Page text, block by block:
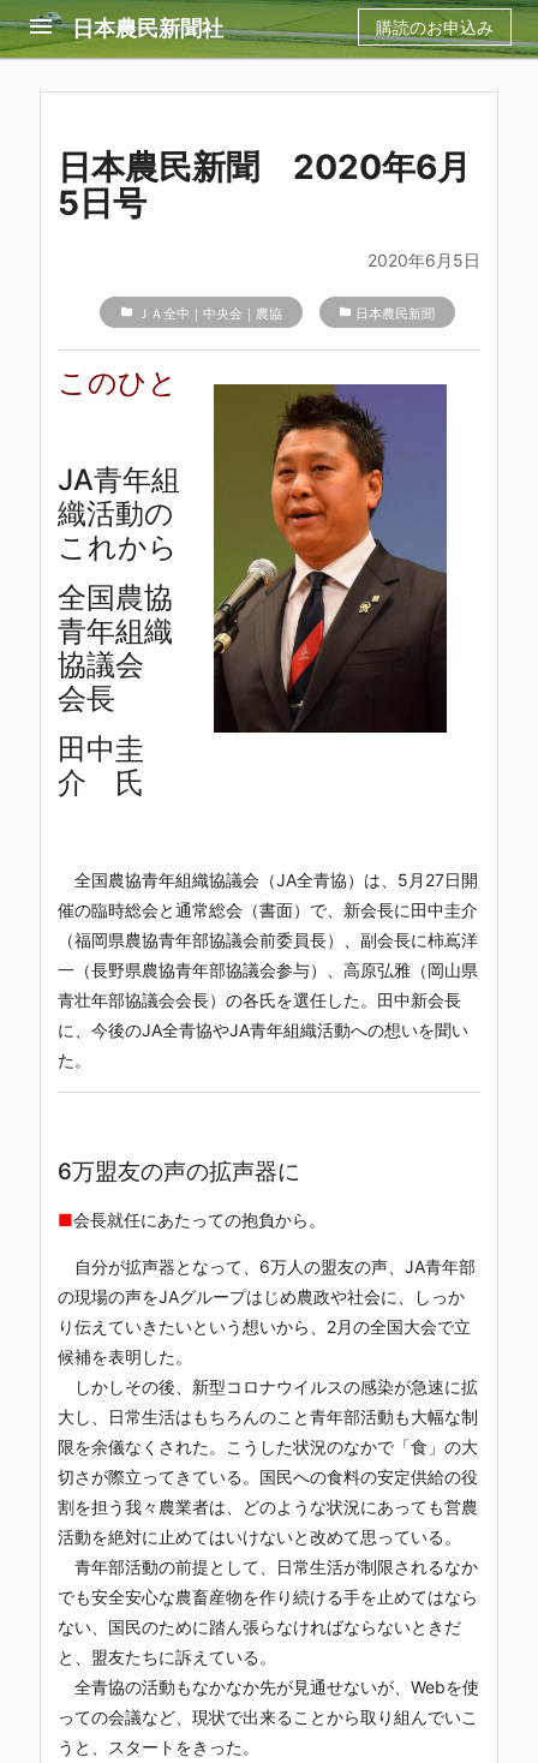
menu 日本農民新聞社 購読のお申込み
日本農民新聞 2020年6月
5日号
2020年6月5日
folder ＪＡ全中｜中央会｜農協 folder 日本農民新聞
このひと
JA青年組
織活動の
これから
全国農協
青年組織
協議会
会長
田中圭
介 氏
全国農協青年組織協議会（JA全青協）は、5月27日開
催の臨時総会と通常総会（書面）で、新会長に田中圭介
（福岡県農協青年部協議会前委員長）、副会長に柿嶌洋
一（長野県農協青年部協議会参与）、高原弘雅（岡山県
青壮年部協議会会長）の各氏を選任した。田中新会長
に、今後のJA全青協やJA青年組織活動への想いを聞い
た。
6万盟友の声の拡声器に
■会長就任にあたっての抱負から。
自分が拡声器となって、6万人の盟友の声、JA青年部
の現場の声をJAグループはじめ農政や社会に、しっか
り伝えていきたいという想いから、2月の全国大会で立
候補を表明した。
しかしその後、新型コロナウイルスの感染が急速に拡
大し、日常生活はもちろんのこと青年部活動も大幅な制
限を余儀なくされた。こうした状況のなかで「食」の大
切さが際立ってきている。国民への食料の安定供給の役
割を担う我々農業者は、どのような状況にあっても営農
活動を絶対に止めてはいけないと改めて思っている。
青年部活動の前提として、日常生活が制限されるなか
でも安全安心な農畜産物を作り続ける手を止めてはなら
ない、国民のために踏ん張らなければならないときだ
と、盟友たちに訴えている。
全青協の活動もなかなか先が見通せないが、Webを使
っての会議など、現状で出来ることから取り組んでいこ
うと、スタートをきった。